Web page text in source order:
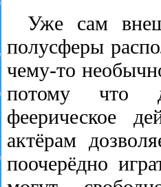
Уже сам
полусферы
чему-то
потому что
феерическое
актёрам
поочерёдно